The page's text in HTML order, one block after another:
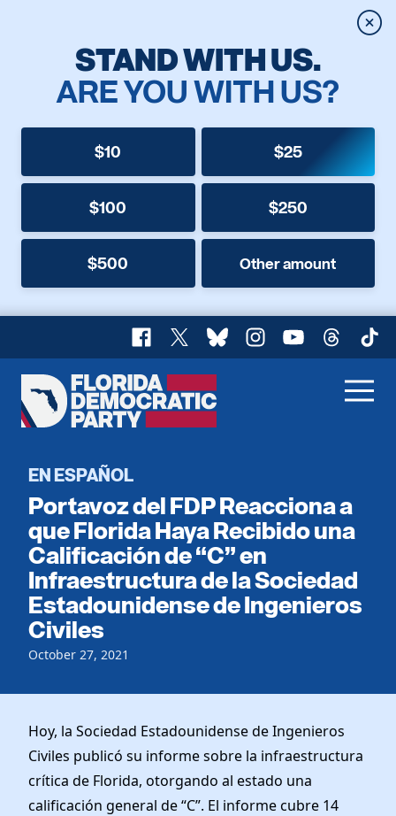
STAND WITH US.
ARE YOU WITH US?
$10 $25
$100 $250
$500 Other amount
Facebook
X BlueskyInstagram
YouTubeThreads
Florida
Democratic
Home
Register To Vote
Get Involved
Events
Local Parties
Caucuses
Voting
Vote by Mail
Dem Voter Guide
Dems Abroad
Candidates
Data Request
Run for Office
Our Party
Charter & Bylaws
Resolutions
Elected Officials
Work With Us
Careers
Vendors
Store
EN ESPAÑOL
Portavoz del FDP Reacciona a
que Florida Haya Recibido una
Calificación de “C” en
Infraestructura de la Sociedad
Estadounidense de Ingenieros
Civiles
October 27, 2021
Hoy, la Sociedad Estadounidense de Ingenieros
Civiles publicó su informe sobre la infraestructura
crítica de Florida, otorgando al estado una
calificación general de “C”. El informe cubre 14